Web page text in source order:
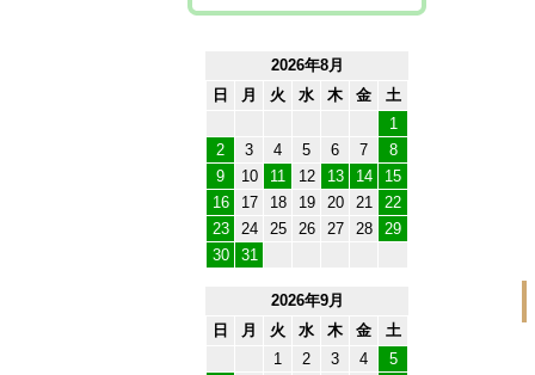
2026年8月
日
月 火 水 木 金
土
1
2
3 4 5 6 7
8
9
10 11 12 13 14
15
16
17 18 19 20 21
22
23
24 25 26 27 28
29
30
31
2026年9月
日
月 火 水 木 金
土
1
2 3 4
5